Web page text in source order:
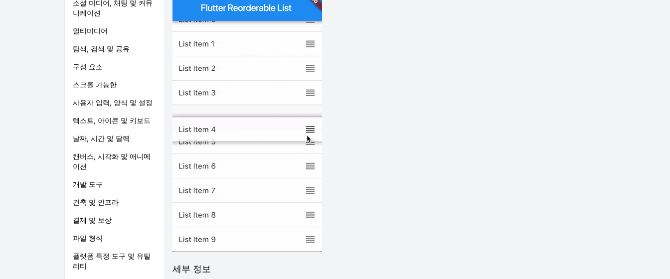
소셜 미디어, 채팅 및 커뮤
니케이션
멀티미디어
탐색, 검색 및 공유
구성 요소
스크롤 가능한
사용자 입력, 양식 및 설정
텍스트, 아이콘 및 키보드
날짜, 시간 및 달력
캔버스, 시각화 및 애니메
이션
개발 도구
건축 및 인프라
결제 및 보상
파일 형식
플랫폼 특정 도구 및 유틸
리티
세부 정보